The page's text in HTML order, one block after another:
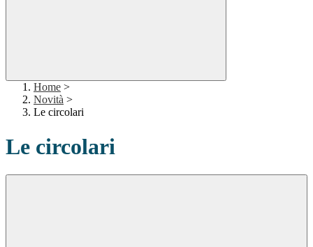
Home >
Novità >
Le circolari
Le circolari